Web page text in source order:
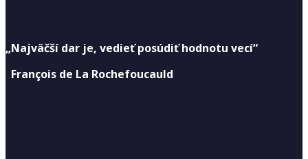
„Najväčší dar je, vedieť posúdiť hodnotu vecí“
François de La Rochefoucauld